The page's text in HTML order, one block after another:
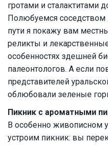
гротами и
Полюбуемся соседством
пути я покажу вам
реликты и
особенностях здешней
палеонтологов. А если
представителей
облюбовали зеленые
Пикник с ароматными
В особенно живописном
устроим пикник: вы